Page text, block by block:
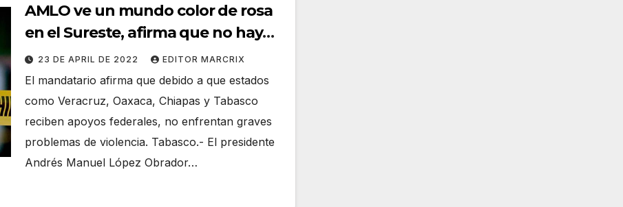
AMLO ve un mundo color de rosa
en el Sureste, afirma que no hay
problemas graves de violencia
23 DE APRIL DE 2022 EDITOR MARCRIX
El mandatario afirma que debido a que estados
como Veracruz, Oaxaca, Chiapas y Tabasco
reciben apoyos federales, no enfrentan graves
problemas de violencia. Tabasco.- El presidente
Andrés Manuel López Obrador…